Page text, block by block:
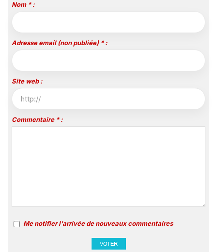
Nom * :
Adresse email (non publiée) * :
Site web :
Commentaire * :
Me notifier l'arrivée de nouveaux commentaires